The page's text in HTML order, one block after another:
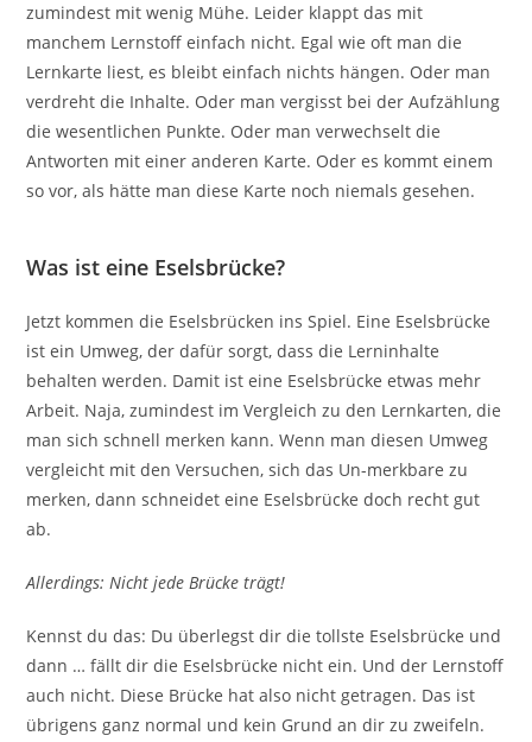
zumindest mit wenig Mühe. Leider klappt das mit
manchem Lernstoff einfach nicht. Egal wie oft man die
Lernkarte liest, es bleibt einfach nichts hängen. Oder man
verdreht die Inhalte. Oder man vergisst bei der Aufzählung
die wesentlichen Punkte. Oder man verwechselt die
Antworten mit einer anderen Karte. Oder es kommt einem
so vor, als hätte man diese Karte noch niemals gesehen.
Was ist eine Eselsbrücke?
Jetzt kommen die Eselsbrücken ins Spiel. Eine Eselsbrücke
ist ein Umweg, der dafür sorgt, dass die Lerninhalte
behalten werden. Damit ist eine Eselsbrücke etwas mehr
Arbeit. Naja, zumindest im Vergleich zu den Lernkarten, die
man sich schnell merken kann. Wenn man diesen Umweg
vergleicht mit den Versuchen, sich das Un-merkbare zu
merken, dann schneidet eine Eselsbrücke doch recht gut
ab.
Allerdings: Nicht jede Brücke trägt!
Kennst du das: Du überlegst dir die tollste Eselsbrücke und
dann … fällt dir die Eselsbrücke nicht ein. Und der Lernstoff
auch nicht. Diese Brücke hat also nicht getragen. Das ist
übrigens ganz normal und kein Grund an dir zu zweifeln.